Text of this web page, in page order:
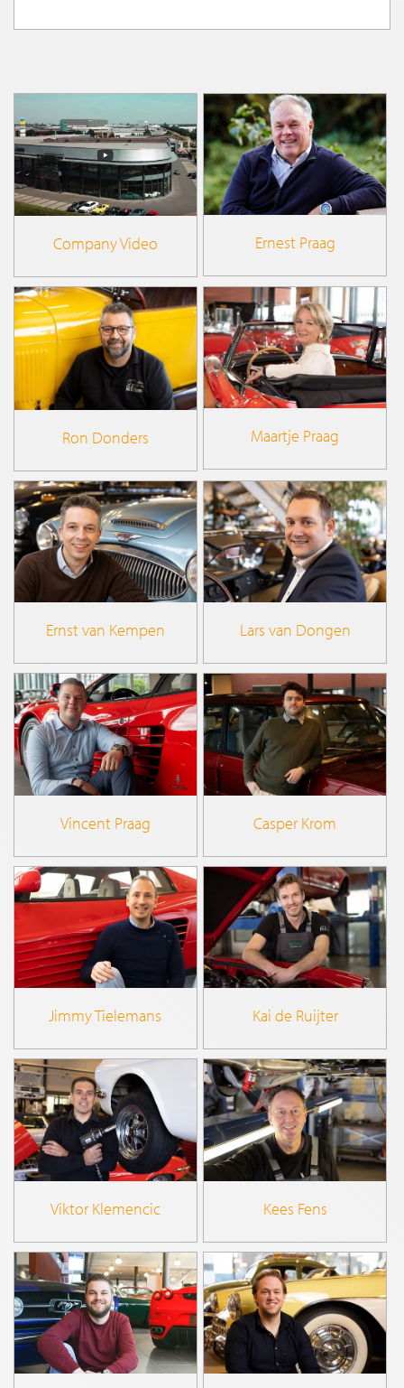
Company Video Ernest Praag
Ron Donders Maartje Praag
Ernst van Kempen Lars van Dongen
Vincent Praag Casper Krom
Jimmy Tielemans Kai de Ruijter
Viktor Klemencic Kees Fens